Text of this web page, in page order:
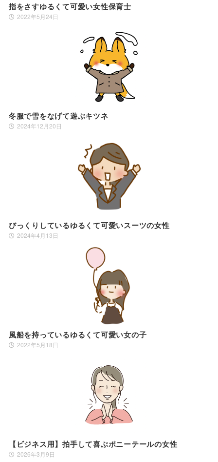
指をさすゆるくて可愛い女性保育士
2022年5月24日
冬服で雪をなげて遊ぶキツネ
2024年12月20日
びっくりしているゆるくて可愛いスーツの女性
2024年4月13日
風船を持っているゆるくて可愛い女の子
2022年5月18日
【ビジネス用】拍手して喜ぶポニーテールの女性
2026年3月9日